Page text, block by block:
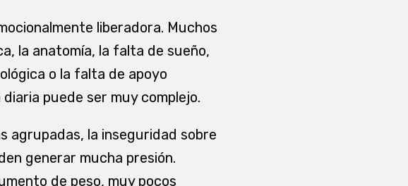
liberadora. Muchos
la anatomía, la falta de sueño,
o la falta de apoyo
puede ser muy complejo.
agrupadas, la inseguridad sobre
generar mucha presión.
de peso, muy pocos